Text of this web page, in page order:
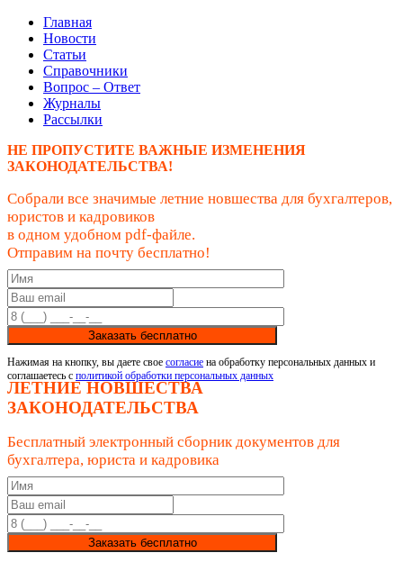
Главная
Новости
Статьи
Справочники
Вопрос – Ответ
Журналы
Рассылки
НЕ ПРОПУСТИТЕ ВАЖНЫЕ ИЗМЕНЕНИЯ
ЗАКОНОДАТЕЛЬСТВА!
Собрали все значимые летние новшества для бухгалтеров,
юристов и кадровиков
в одном удобном pdf-файле.
Отправим на почту бесплатно!
Заказать бесплатно
Нажимая на кнопку, вы даете свое согласие на обработку персональных данных и
соглашаетесь с политикой обработки персональных данных
ЛЕТНИЕ НОВШЕСТВА
ЗАКОНОДАТЕЛЬСТВА
Бесплатный электронный сборник документов для
бухгалтера, юриста и кадровика
Заказать бесплатно